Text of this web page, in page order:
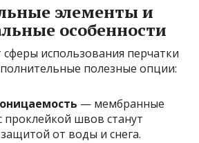
элементы и
особенности
сферы использования перчатки
полезные опции:
— мембранные
проклейкой швов станут
от воды и снега.